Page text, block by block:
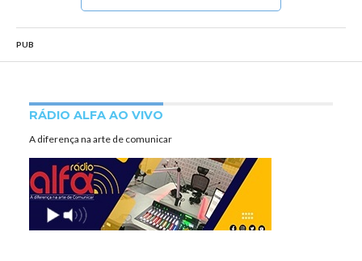
PUB
RÁDIO ALFA AO VIVO
A diferença na arte de comunicar